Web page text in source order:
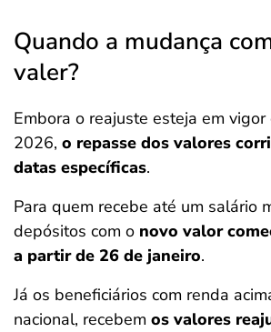
Quando a mudança
valer?
Embora o reajuste esteja em
2026, o repasse dos valores
datas específicas.
Para quem recebe até um salário
depósitos com o novo valor
a partir de 26 de janeiro.
Já os beneficiários com renda
nacional, recebem os valores